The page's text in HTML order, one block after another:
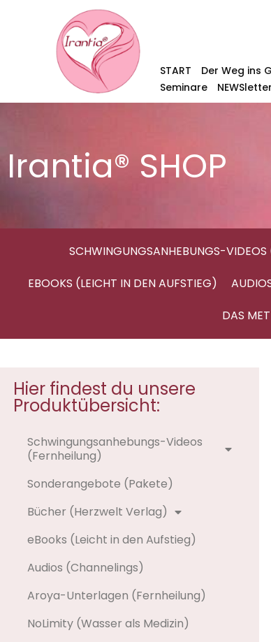
START Der Weg ins
Seminare
NEWSletter
Irantia® SHOP
SCHWINGUNGSANHEBUNGS-VIDEOS
EBOOKS (LEICHT IN DEN AUFSTIEG)
DAS
Hier findest du unsere
Produktübersicht:
Schwingungsanhebungs-Videos
(Fernheilung)
Sonderangebote (Pakete)
Bücher (Herzwelt Verlag)
eBooks (Leicht in den Aufstieg)
Audios (Channelings)
Aroya-Unterlagen (Fernheilung)
NoLimity (Wasser als Medizin)